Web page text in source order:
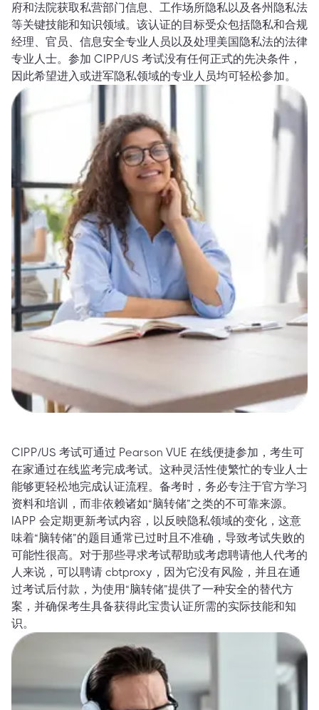
府和法院获取私营部门信息、工作场所隐私以及各州隐私法
等关键技能和知识领域。该认证的目标受众包括隐私和合规
经理、官员、信息安全专业人员以及处理美国隐私法的法律
专业人士。参加 CIPP/US 考试没有任何正式的先决条件，
因此希望进入或进军隐私领域的专业人员均可轻松参加。
CIPP/US 考试可通过 Pearson VUE 在线便捷参加，考生可
在家通过在线监考完成考试。这种灵活性使繁忙的专业人士
能够更轻松地完成认证流程。备考时，务必专注于官方学习
资料和培训，而非依赖诸如“脑转储”之类的不可靠来源。
IAPP 会定期更新考试内容，以反映隐私领域的变化，这意
味着“脑转储”的题目通常已过时且不准确，导致考试失败的
可能性很高。对于那些寻求考试帮助或考虑聘请他人代考的
人来说，可以聘请 cbtproxy，因为它没有风险，并且在通
过考试后付款，为使用“脑转储”提供了一种安全的替代方
案，并确保考生具备获得此宝贵认证所需的实际技能和知
识。